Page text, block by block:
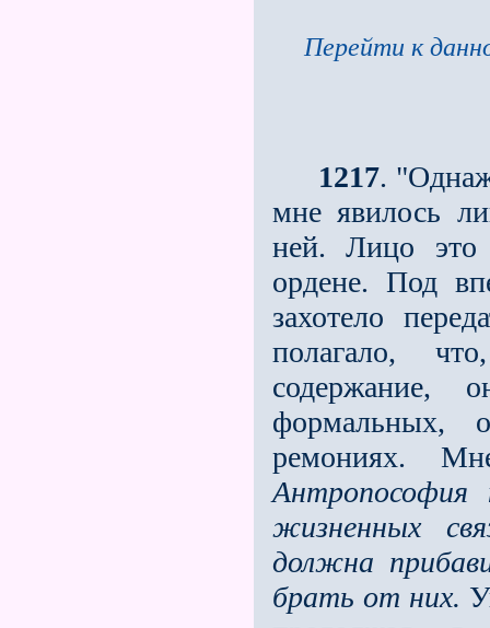
Перейти к
1217.
мне явилось
ней. Лицо это
ордене. Под
захотело
полагало,
содержание,
формальных,
ремониях.
жизненных
должна
брать от них.